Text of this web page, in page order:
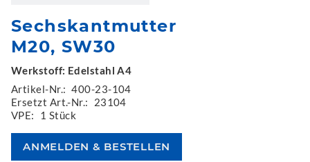
Sechskantmutter
M20, SW30
Werkstoff: Edelstahl A4
Artikel-Nr.: 400-23-104
Ersetzt Art.-Nr.:
23104
VPE:
1 Stück